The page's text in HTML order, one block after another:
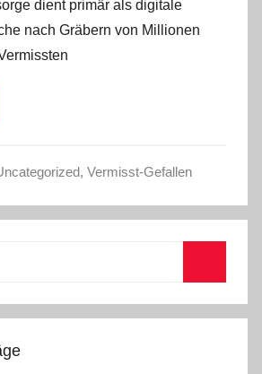
dient primär als digitale
nach Gräbern von Millionen
, Vermisst-Gefallen